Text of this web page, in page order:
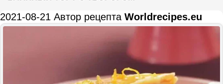
2021-08-21 Автор рецепта Worldrecipes.eu